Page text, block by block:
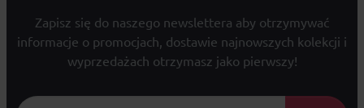
Zapisz się do naszego newslettera aby otrzymywać
informacje o promocjach, dostawie najnowszych kolekcji i
wyprzedażach otrzymasz jako pierwszy!